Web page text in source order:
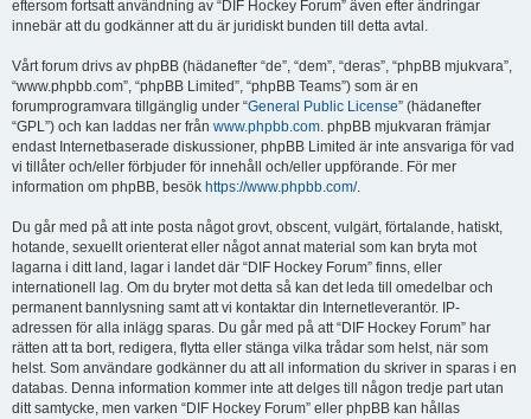
eftersom fortsatt användning av “DIF Hockey Forum” även efter ändringar
innebär att du godkänner att du är juridiskt bunden till detta avtal.
Vårt forum drivs av phpBB (hädanefter “de”, “dem”, “deras”, “phpBB mjukvara”,
“www.phpbb.com”, “phpBB Limited”, “phpBB Teams”) som är en
forumprogramvara tillgänglig under “General Public License” (hädanefter
“GPL”) och kan laddas ner från www.phpbb.com. phpBB mjukvaran främjar
endast Internetbaserade diskussioner, phpBB Limited är inte ansvariga för vad
vi tillåter och/eller förbjuder för innehåll och/eller uppförande. För mer
information om phpBB, besök https://www.phpbb.com/.
Du går med på att inte posta något grovt, obscent, vulgärt, förtalande, hatiskt,
hotande, sexuellt orienterat eller något annat material som kan bryta mot
lagarna i ditt land, lagar i landet där “DIF Hockey Forum” finns, eller
internationell lag. Om du bryter mot detta så kan det leda till omedelbar och
permanent bannlysning samt att vi kontaktar din Internetleverantör. IP-
adressen för alla inlägg sparas. Du går med på att “DIF Hockey Forum” har
rätten att ta bort, redigera, flytta eller stänga vilka trådar som helst, när som
helst. Som användare godkänner du att all information du skriver in sparas i en
databas. Denna information kommer inte att delges till någon tredje part utan
ditt samtycke, men varken “DIF Hockey Forum” eller phpBB kan hållas